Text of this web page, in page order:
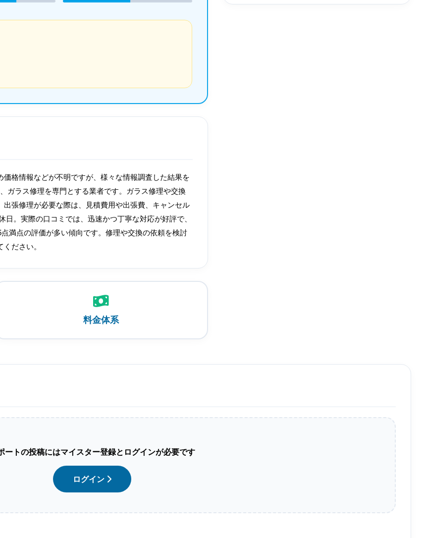
格情報などが不明ですが、様々な情報調査した結果を
ガラス修理を専門とする業者です。ガラス修理や交換
張修理が必要な際は、見積費用や出張費、キャンセル
。実際の口コミでは、迅速かつ丁寧な対応が好評で、
満点の評価が多い傾向です。修理や交換の依頼を検討
ださい。
料金体系
ートの投稿にはマイスター登録とログインが必要です
ログイン